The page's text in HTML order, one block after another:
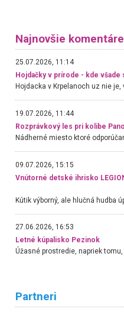
Najnovšie komentáre
25.07.2026, 11:14
Hojdačky v prírode - kde všade
19.07.2026, 11:44
Rozprávkový les pri kolibe
09.07.2026, 15:15
Vnútorné detské ihrisko
27.06.2026, 16:53
Letné kúpalisko Pezinok
Partneri